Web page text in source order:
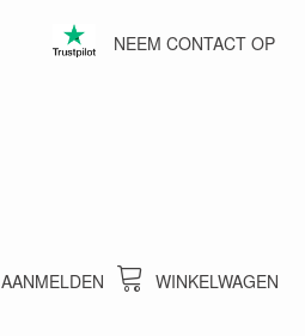
NEEM CONTACT OP
WINKELWAGEN
AANMELDEN